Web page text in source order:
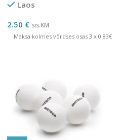
Laos
2.50 € sis.KM
Maksa kolmes võrdses osas 3 x 0.83€